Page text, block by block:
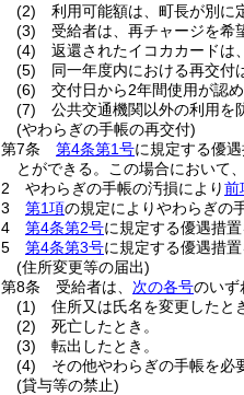
(2)
利用可能額は、町長が別に
(3)
受給者は、再チャージを希
(4)
返還されたイコカカードは
(5)
同一年度内における再交付
(6)
交付日から2年間使用が認
(7)
公共交通機関以外の利用を
(やわらぎの手帳の再交付)
第7条
第4条第1号に規定する優
とができる。
この場合において
2
やわらぎの手帳の汚損により前
3
第1項の規定によりやわらぎの
4
第4条第2号に規定する優遇措
5
第4条第3号に規定する優遇措
(住所変更等の届出)
第8条
受給者は、 次の各号のいず
(1)
住所又は氏名を変更したと
(2)
死亡したとき。
(3)
転出したとき。
(4)
その他やわらぎの手帳を必
(貸与等の禁止)